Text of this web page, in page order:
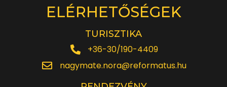
ELÉRHETŐSÉGEK
TURISZTIKA
+36-30/190-4409
nagymate.nora@reformatus.hu